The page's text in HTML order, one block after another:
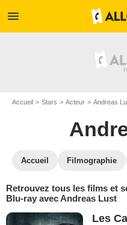
menu
Accueil Stars Acteur Andreas
Accueil Filmographie
Retrouvez tous les films et
Blu-ray avec Andreas Lust
Les